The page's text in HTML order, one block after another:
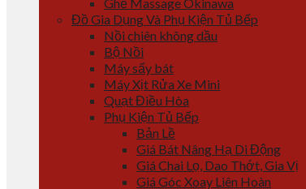
Đồ Gia Dụng Và Phụ Kiện Tủ Bếp
Nồi chiên không dầu
Bộ Nồi
Máy sấy bát
Máy Xịt Rửa Xe Mini
Quạt Điều Hòa
Phụ Kiện Tủ Bếp
Bản Lề
Giá Bát Nâng Hạ Di Động
Giá Chai Lọ, Dao Thớt, Gia Vị
Giá Góc Xoay Liên Hoàn